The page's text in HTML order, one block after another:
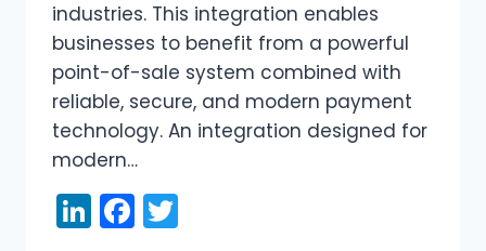
industries. This integration enables
businesses to benefit from a powerful
point-of-sale system combined with
reliable, secure, and modern payment
technology. An integration designed for
modern…
LinkedIn
Facebook